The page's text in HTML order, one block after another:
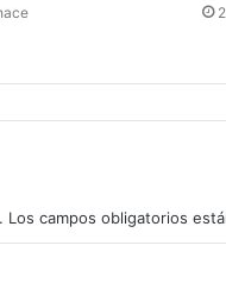
Los campos obligatorios